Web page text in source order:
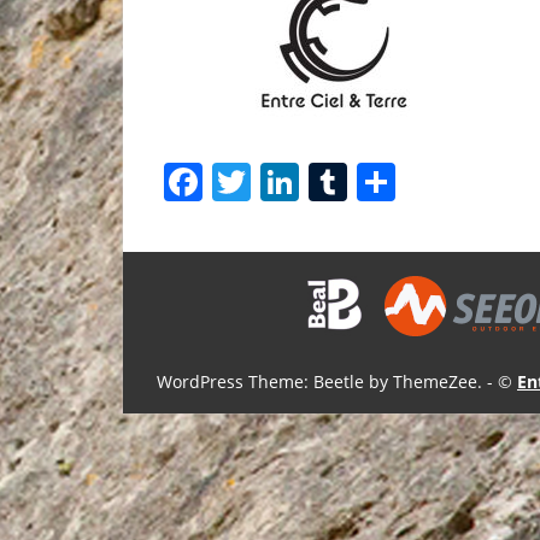
Facebook
Twitter
LinkedIn
Tumblr
WordPress Theme: Beetle by ThemeZee. - ©